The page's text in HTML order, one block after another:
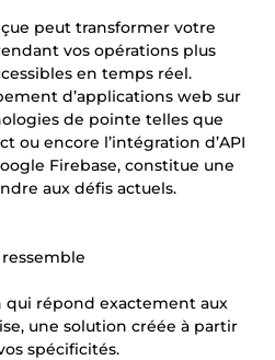
peut transformer votre
vos opérations plus
en temps réel.
d’applications web sur
de pointe telles que
ou encore l’intégration d’API
Firebase, constitue une
aux défis actuels.
qui répond exactement aux
une solution créée à partir
spécificités.